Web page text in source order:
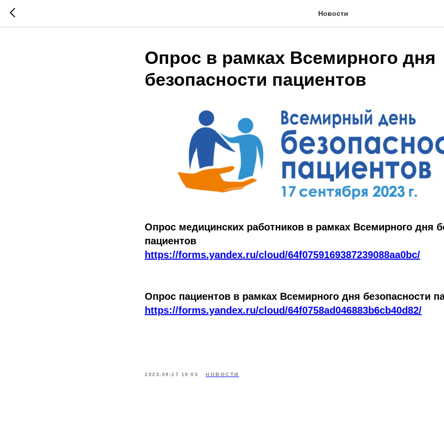
Новости
Опрос в рамках Всемирного дня
безопасности пациентов
Опрос медицинских работников в рамках Всемирного дня
пациентов
https://forms.yandex.ru/cloud/64f0759169387239088aa0bc/
Опрос пациентов в рамках Всемирного дня безопасности
https://forms.yandex.ru/cloud/64f0758ad046883b6cb40d82/
2023-09-17 19:03 НОВОСТИ